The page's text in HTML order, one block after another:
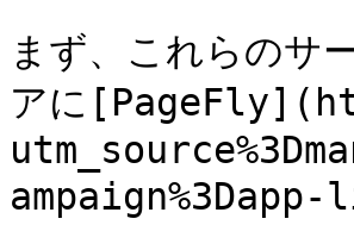
まず、これらのサ
アに